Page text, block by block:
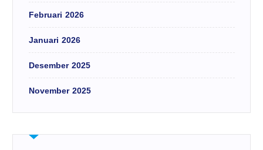
Februari 2026
Januari 2026
Desember 2025
November 2025